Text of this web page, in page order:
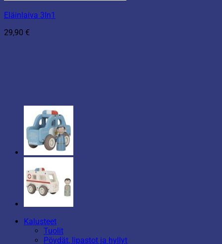
Eläinlaiva 3In1
29,90 €
Kalusteet
Tuolit
Pöydät, lipastot ja hyllyt